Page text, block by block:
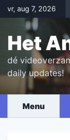
Skip
to
content
vr, aug 7, 2026
Het
dé
daily updates!
Menu